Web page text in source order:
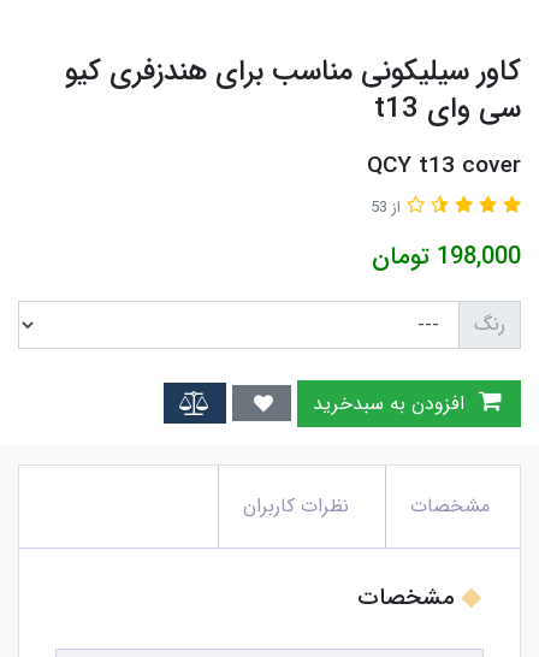
کاور سیلیکونی مناسب برای هندزفری کیو
سی وای t13
QCY t13 cover
از 53
198,000 تومان
رنگ
مشخصات نظرات کاربران
مشخصات